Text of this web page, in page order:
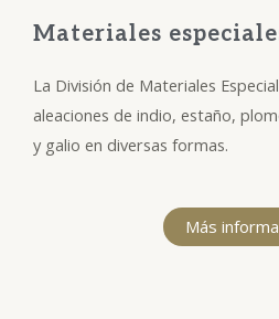
Materiales
La División de Materiales
aleaciones de indio, estaño,
y galio en diversas formas.
Más